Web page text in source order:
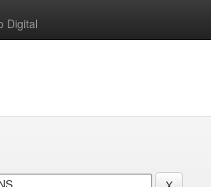
Digital